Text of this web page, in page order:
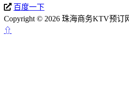
百度一下
Copyright © 2026 珠海商务KTV预订
⇧